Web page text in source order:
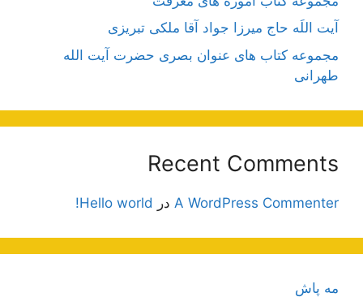
آیت اللَه حاج میرزا جواد آقا ملکی تبریزی
مجموعه کتاب های عنوان بصری حضرت آیت الله
طهرانی
Recent Comments
A WordPress Commenter در Hello world!
مه پاش